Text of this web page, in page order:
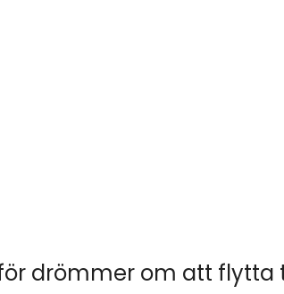
drömmer om att flytta